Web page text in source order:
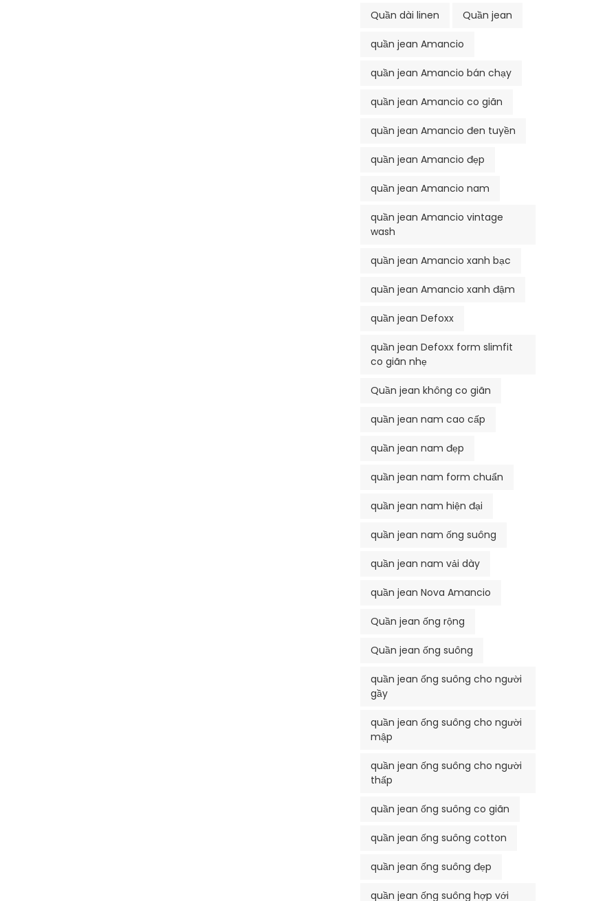
Quần dài linen Quần jean
quần jean Amancio
quần jean Amancio bán chạy
quần jean Amancio co giãn
quần jean Amancio đen tuyền
quần jean Amancio đẹp
quần jean Amancio nam
quần jean Amancio vintage
wash
quần jean Amancio xanh bạc
quần jean Amancio xanh đậm
quần jean Defoxx
quần jean Defoxx form slimfit
co giãn nhẹ
Quần jean không co giãn
quần jean nam cao cấp
quần jean nam đẹp
quần jean nam form chuẩn
quần jean nam hiện đại
quần jean nam ống suông
quần jean nam vải dày
quần jean Nova Amancio
Quần jean ống rộng
Quần jean ống suông
quần jean ống suông cho người
gầy
quần jean ống suông cho người
mập
quần jean ống suông cho người
thấp
quần jean ống suông co giãn
quần jean ống suông cotton
quần jean ống suông đẹp
quần jean ống suông hợp với